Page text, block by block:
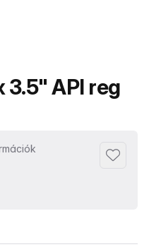
3.5" API reg